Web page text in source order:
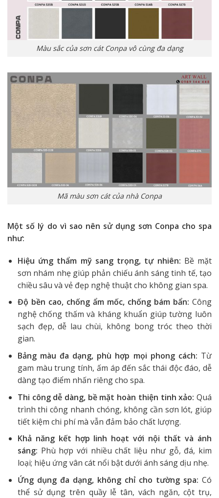
Màu sắc của sơn cát Conpa vô cùng đa dạng
Mã màu sơn cát của nhà Conpa
Một số lý do vì sao nên sử dụng sơn Conpa cho spa
như:
Hiệu ứng thẩm mỹ sang trọng, tự nhiên: Bề mặt
sơn nhám nhẹ giúp phản chiếu ánh sáng tinh tế, tạo
chiều sâu và vẻ đẹp nghệ thuật cho không gian spa.
Độ bền cao, chống ẩm mốc, chống bám bẩn: Công
nghệ chống thấm và kháng khuẩn giúp tường luôn
sạch đẹp, dễ lau chùi, không bong tróc theo thời
gian.
Bảng màu đa dạng, phù hợp mọi phong cách: Từ
gam màu trung tính, ấm áp đến sắc thái độc đáo, dễ
dàng tạo điểm nhấn riêng cho spa.
Thi công dễ dàng, bề mặt hoàn thiện tinh xảo: Quá
trình thi công nhanh chóng, không cần sơn lót, giúp
tiết kiệm chi phí mà vẫn đảm bảo chất lượng.
Khả năng kết hợp linh hoạt với nội thất và ánh
sáng: Phù hợp với nhiều chất liệu như gỗ, đá, kim
loại; hiệu ứng vân cát nổi bật dưới ánh sáng dịu nhẹ.
Ứng dụng đa dạng, không chỉ cho tường spa: Có
thể sử dụng trên quầy lễ tân, vách ngăn, cột trụ,